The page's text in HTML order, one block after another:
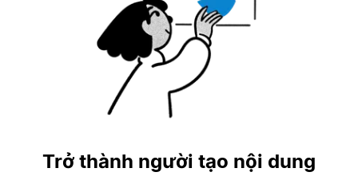
Trở thành người tạo nội dung